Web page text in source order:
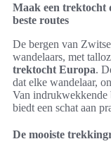
Maak een trektocht
beste routes
De bergen van
wandelaars, met
trektocht Europa.
dat elke wandelaar,
Van indrukwekkende
biedt een schat aan
De mooiste